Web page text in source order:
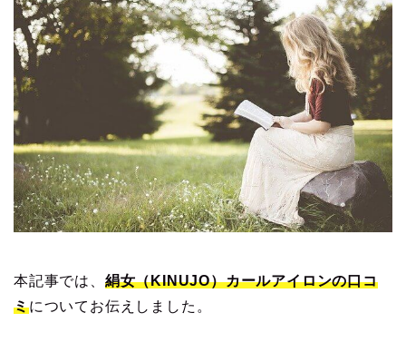
本記事では、 絹女（KINUJO）カールアイロンの口コ
ミについてお伝えしました。